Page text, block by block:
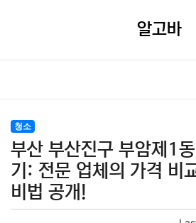
알고바
청소
부산 부산진구 부암제1
기: 전문 업체의 가격 비
비법 공개!